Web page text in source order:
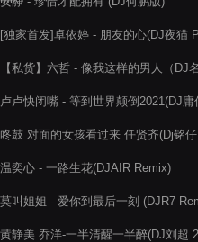
[独家首发]卓依婷 - 朋友的心(DJ夜猫
【私货】六哲 - 像我这样的男人（DJ
卢卢快闭嘴 - 等到世界颠倒2021(DJ
咚鼓 对面的女孩看过来 任贤齐(Dj铭
温奕心 - 一路生花(DJAIR Remix)
莫叫姐姐 - 爱你到最后一刻 (DJR7
黄静美 乔洋-一半清醒一半醉(DJ刘超